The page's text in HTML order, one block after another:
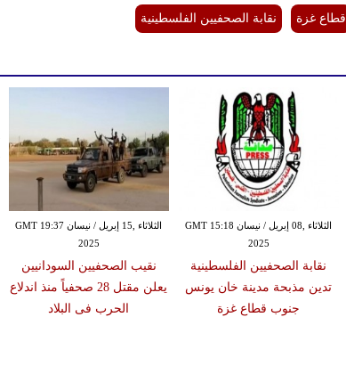
قطاع غزة نقابة الصحفيين الفلسطينية
الثلاثاء ,15 إبريل / نيسان GMT 19:37
2025
نقيب الصحفيين السودانيين
يعلن مقتل 28 صحفياً منذ اندلاع
الحرب فى البلاد
الثلاثاء ,08 إبريل / نيسان GMT 15:18
2025
نقابة الصحفيين الفلسطينية
تدين مذبحة مدينة خان يونس
جنوب قطاع غزة